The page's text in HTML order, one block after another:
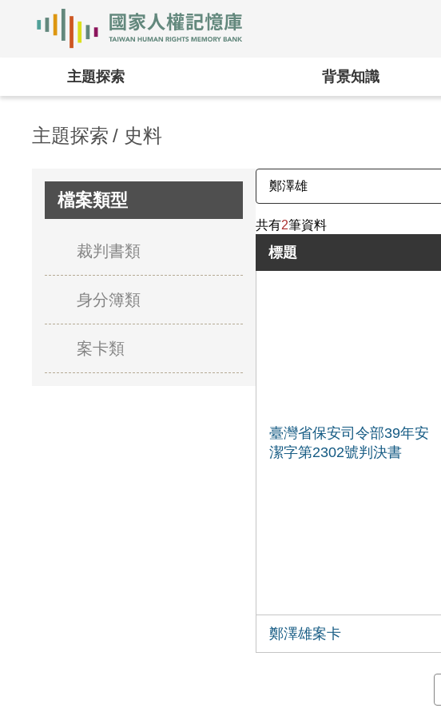
主題探索 背景知識
主題探索 史料
檔案類型
裁判書類
身分簿類
案卡類
共有2筆資料
標題
臺灣省保安司令部39年安
潔字第2302號判決書
鄭澤雄案卡